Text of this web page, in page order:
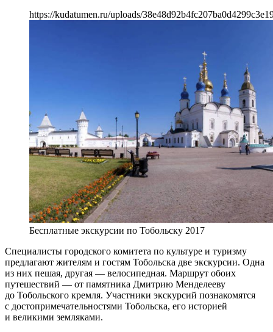
https://kudatumen.ru/uploads/
Бесплатные экскурсии по Тобольску 2017
Специалисты городского комитета по культуре и туризму
предлагают жителям и гостям Тобольска две экскурсии. Одна
из них пешая, другая — велосипедная. Маршрут обоих
путешествий — от памятника Дмитрию Менделееву
до Тобольского кремля. Участники экскурсий познакомятся
с достопримечательностями Тобольска, его историей
и великими земляками.